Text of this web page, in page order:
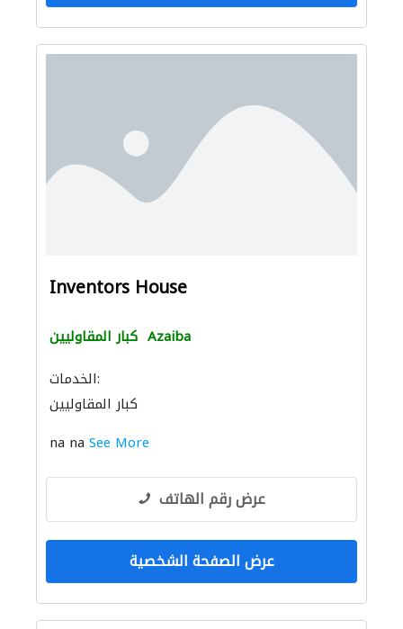
Inventors House
كبار المقاوليين Azaiba
الخدمات:
كبار المقاوليين
na na See More
عرض رقم الهاتف
عرض الصفحة الشخصية